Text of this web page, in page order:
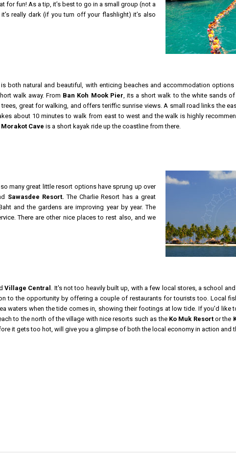
for fun! As a tip, it’s best to go in a small group (not a
really dark (if you turn off your flashlight) it’s also
both natural and beautiful, with enticing beaches and accommodation
walk away. From Ban Koh Mook Pier, its a short walk to the white sands of
great for walking, and offers teriffic sunrise views. A small road links the
about 10 minutes to walk from east to west and the walk is highly
Morakot Cave is a short kayak ride up the coastline from there.
many great little resort options have sprung up over
Sawasdee Resort.The Charlie Resort has a great
and the gardens are improving year by year. The
There are other nice places to rest also, and we
Village Central . It's not too heavily built up, with a few local stores, a school
to the opportunity by offering a couple of restaurants for tourists too. Local
waters when the tide comes in, showing their footings at low tide. If you'd like
to the north of the village with nice resorts such as the Ko Muk Resortor the
it gets too hot, will give you a glimpse of both the local economy in action and